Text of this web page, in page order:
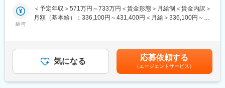
という立場から、営業部門・技術部門と密なやり取りをおこな
い、モノづくりに貢献をしていけるやりがいがございます。
越銀座駅からも徒歩5分で通える好立地です。また、当部門想定残
業5h程度で、全社的にも残業は少なめです。ワークライフバラン
スが充実しているのが当社の自慢です。
◇安定の経営基盤：創業55年を超える歴史のある企業であり、直
理、管理会計を担当いただきます。
国内外における関連部署と連携しながら、ニデックコンポーネン
ツグループにおける年間・半期・四半期・月毎の予実管理を通し
務から会社全体を見渡す重要な役割となります。
■業務詳細：
給与
＜予定年収＞571万円～733万円＜賃金形態＞月給制＜賃金内訳＞
月額（基本給）：336,100円～431,400円＜月給＞336,100円～
り、選考を通じて上下する可能性があります。月給(月額)は固定手
当を含めた表記です。
気になる 応募依頼する
（エージェントサービス）